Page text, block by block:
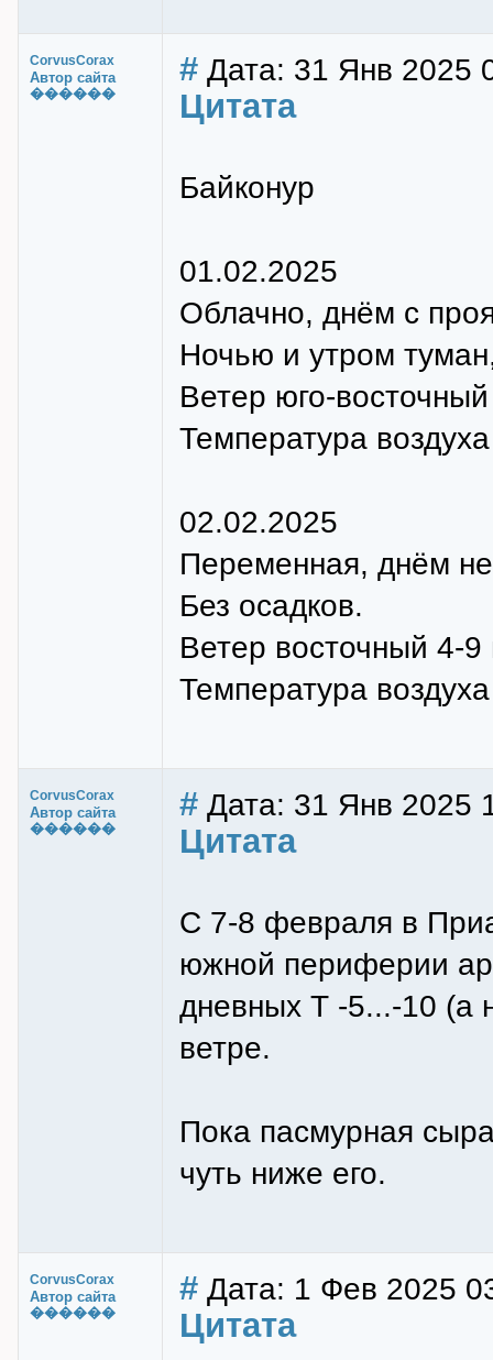
CorvusCorax
Автор сайта
������
# Дата: 31 Янв 2025
Цитата
Байконур
01.02.2025
Облачно, днём с
Ночью и утром
Ветер юго-
Температура
02.02.2025
Переменная, днём
Без осадков.
Ветер восточный 4-9
Температура
CorvusCorax
Автор сайта
������
# Дата: 31 Янв 2025
Цитата
С 7-8 февраля в
южной периферии
дневных Т -5...-10 (а
ветре.
Пока пасмурная
чуть ниже его.
CorvusCorax
Автор сайта
������
# Дата: 1 Фев 2025
Цитата